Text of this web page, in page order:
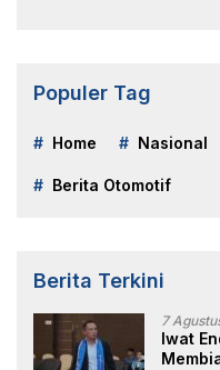
Populer Tag
Home Nasional
Berita Otomotif
Berita Terkini
7
Iwat